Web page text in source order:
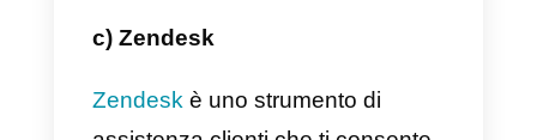
Instagram e Messenger, ci offre
soluzioni per il servizio clienti da